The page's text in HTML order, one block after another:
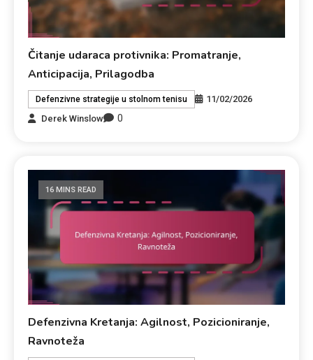
Čitanje udaraca protivnika: Promatranje,
Anticipacija, Prilagodba
Defenzivne strategije u stolnom tenisu
11/02/2026
Derek Winslow
0
16 MINS READ
Defenzivna Kretanja: Agilnost, Pozicioniranje,
Ravnoteža